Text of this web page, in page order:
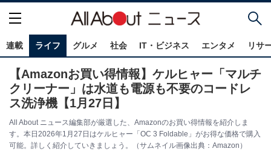
連載 ライフ グルメ 社会 IT・ビジネス エンタメ リサ
【Amazonお買い得情報】ケルヒャー「マルチ
クリーナー」は水道も電源も不要のコードレ
ス洗浄機【1月27日】
All About ニュース編集部が厳選した、Amazonのお買い得情報を紹介しま
す。本日2026年1月27日はケルヒャー「OC 3 Foldable」がお得な価格で購入
可能。詳しく紹介していきましょう。（サムネイル画像出典：Amazon）